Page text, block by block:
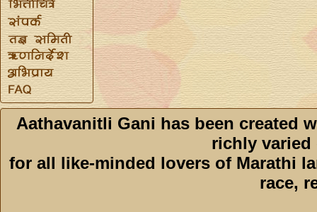
Aathavanitli Gani has been created
richly varied
for all like-minded lovers of Marathi
race,